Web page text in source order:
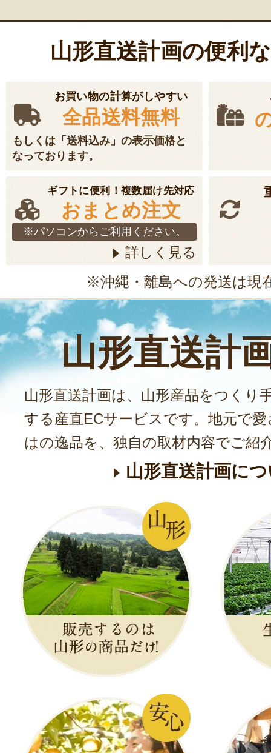
山形直送計画の便利
お買い物の計算がしやすい
全品送料無料
もしくは「送料込み」の表示価格と
なっております。
ギフトに便利！複数届け先対応
おまとめ注文
※パソコンからご利用ください。
詳しく見る
※沖縄・離島への発送は現
山形直送計
山形直送計画は、山形産品をつくり
する産直ECサービスです。地元で
はの逸品を、独自の取材内容でご紹
山形直送計画に